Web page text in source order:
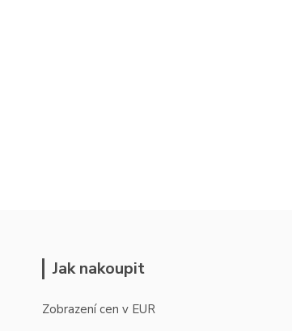
Jak nakoupit
Zobrazení cen v EUR